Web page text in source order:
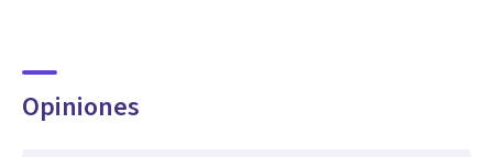
Opiniones